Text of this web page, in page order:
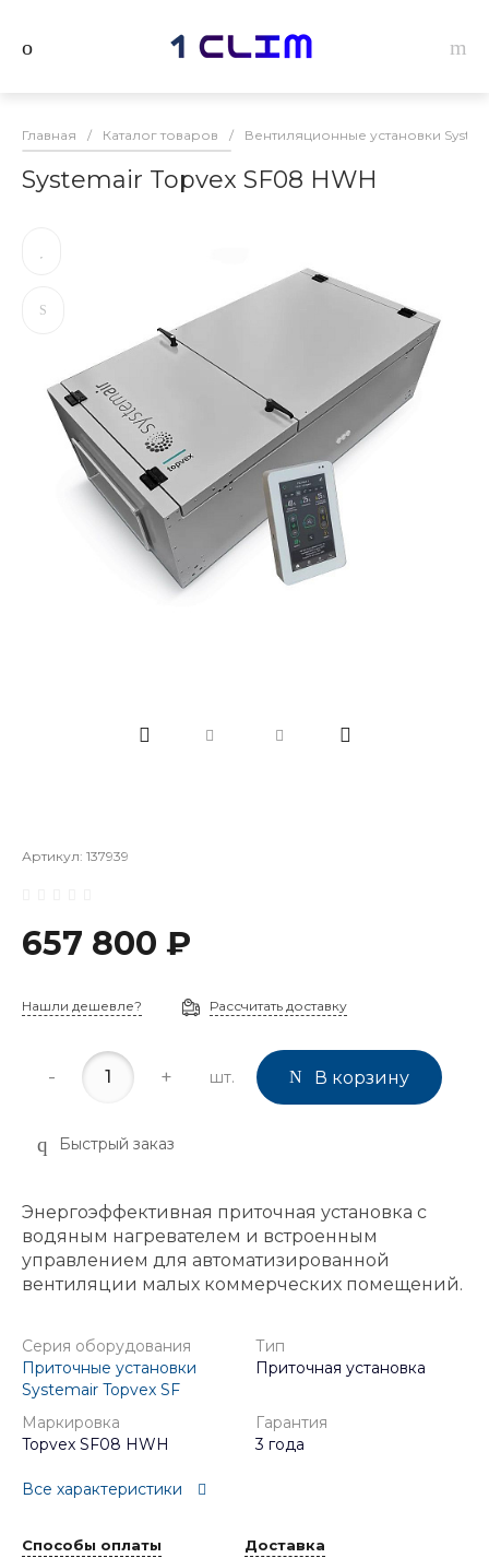
Главная / Каталог товаров / Вентиляционные установки
Systemair Topvex SF08 HWH
Артикул: 137939
657 800 ₽
Нашли дешевле? Рассчитать доставку
- + шт. В корзину
Быстрый заказ
Энергоэффективная приточная установка с
водяным нагревателем и встроенным
управлением для автоматизированной
вентиляции малых коммерческих помещений.
Серия оборудования
Приточные установки
Systemair Topvex SF
Тип
Приточная установка
Маркировка
Topvex SF08 HWH
Гарантия
3 года
Все характеристики
Способы оплаты Доставка